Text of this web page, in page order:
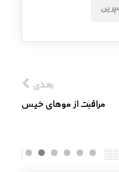
بعدی
مراقبت از موهای خیس